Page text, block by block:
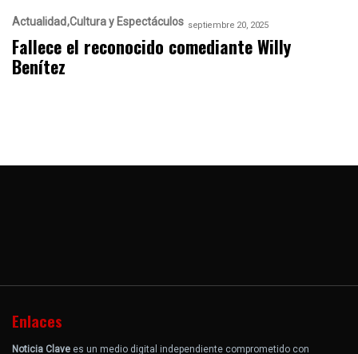
Actualidad Cultura y Espectáculos septiembre 20, 2025
Fallece el reconocido comediante Willy
Benítez
Enlaces
Noticia Clave es un medio digital independiente comprometido con